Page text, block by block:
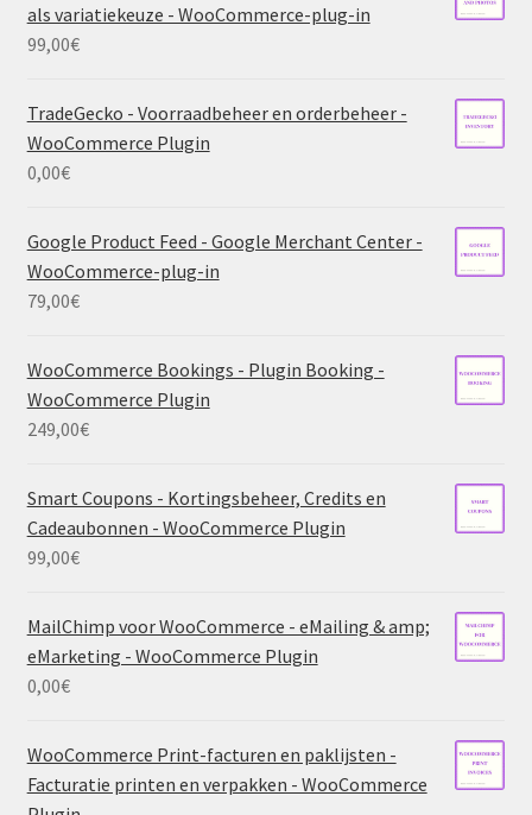
als variatiekeuze - WooCommerce-plug-in
99,00€
TradeGecko - Voorraadbeheer en orderbeheer -
WooCommerce Plugin
0,00€
Google Product Feed - Google Merchant Center -
WooCommerce-plug-in
79,00€
WooCommerce Bookings - Plugin Booking -
WooCommerce Plugin
249,00€
Smart Coupons - Kortingsbeheer, Credits en
Cadeaubonnen - WooCommerce Plugin
99,00€
MailChimp voor WooCommerce - eMailing & amp;
eMarketing - WooCommerce Plugin
0,00€
WooCommerce Print-facturen en paklijsten -
Facturatie printen en verpakken - WooCommerce